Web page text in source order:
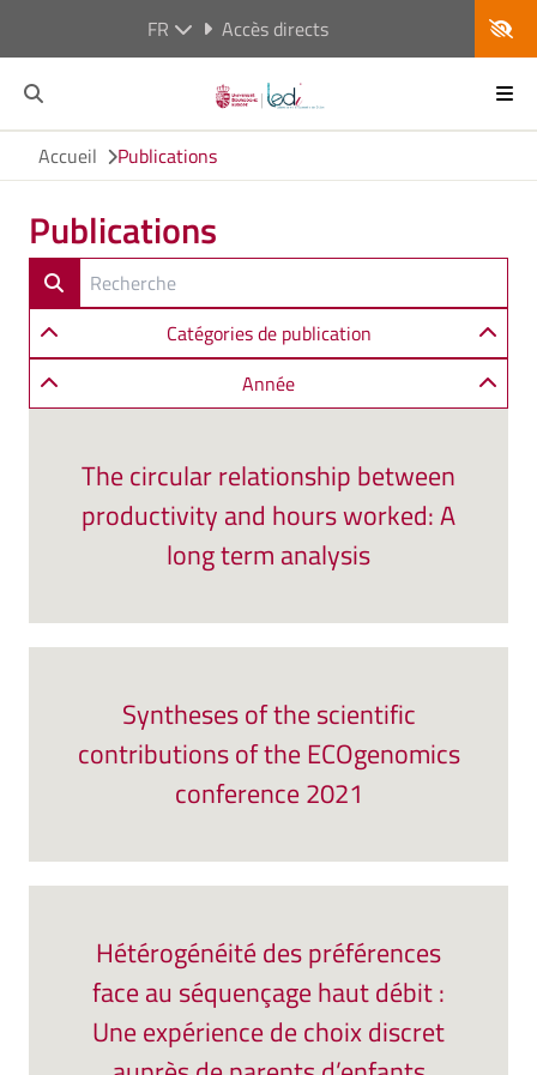
FR Accès directs
Accueil Publications
Publications
Catégories de publication
Année
The circular relationship between
productivity and hours worked: A
long term analysis
Syntheses of the scientific
contributions of the ECOgenomics
conference 2021
Hétérogénéité des préférences
face au séquençage haut débit :
Une expérience de choix discret